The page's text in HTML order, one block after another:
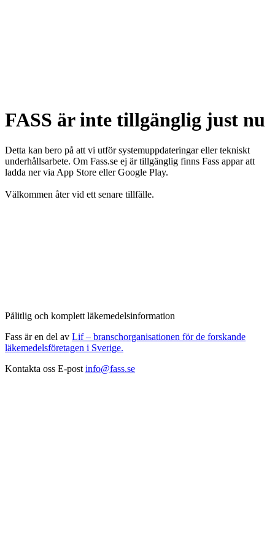
FASS är inte tillgänglig just nu
Detta kan bero på att vi utför systemuppdateringar eller tekniskt
underhållsarbete. Om Fass.se ej är tillgänglig finns Fass appar att
ladda ner via App Store eller Google Play.
Välkommen åter vid ett senare tillfälle.
Pålitlig och komplett läkemedelsinformation
Fass är en del av Lif – branschorganisationen för de forskande
läkemedelsföretagen i Sverige.
Kontakta oss E-post info@fass.se